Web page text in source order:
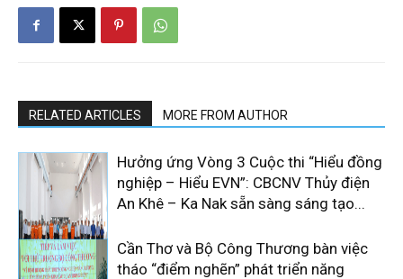
RELATED ARTICLES MORE FROM AUTHOR
Hưởng ứng Vòng 3 Cuộc thi “Hiểu đồng
nghiệp – Hiểu EVN”: CBCNV Thủy điện
An Khê – Ka Nak sẵn sàng sáng tạo...
Cần Thơ và Bộ Công Thương bàn việc
tháo “điểm nghẽn” phát triển năng